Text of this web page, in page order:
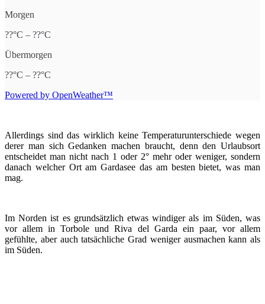
Morgen
??°C – ??°C
Übermorgen
??°C – ??°C
Powered by OpenWeather™
Allerdings sind das wirklich keine Temperaturunterschiede wegen
derer man sich Gedanken machen braucht, denn den Urlaubsort
entscheidet man nicht nach 1 oder 2° mehr oder weniger, sondern
danach welcher Ort am Gardasee das am besten bietet, was man
mag.
Im Norden ist es grundsätzlich etwas windiger als im Süden, was
vor allem in Torbole und Riva del Garda ein paar, vor allem
gefühlte, aber auch tatsächliche Grad weniger ausmachen kann als
im Süden.